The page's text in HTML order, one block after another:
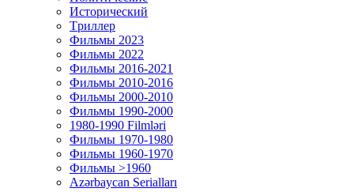
Исторический
Tриллер
Фильмы 2023
Фильмы 2022
Фильмы 2016-2021
Фильмы 2010-2016
Фильмы 2000-2010
Фильмы 1990-2000
1980-1990 Filmləri
Фильмы 1970-1980
Фильмы 1960-1970
Фильмы >1960
Azərbaycan Serialları